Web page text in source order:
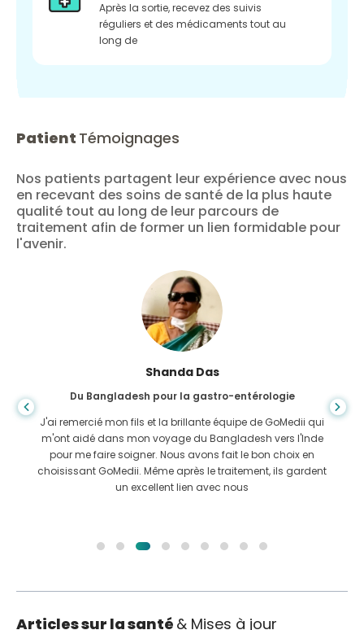
Après la sortie, recevez des suivis
réguliers et des médicaments tout au
long de
Patient Témoignages
Nos patients partagent leur expérience avec nous
en recevant des soins de santé de la plus haute
qualité tout au long de leur parcours de
traitement afin de former un lien formidable pour
l'avenir.
Shanda Das
Du Bangladesh pour la gastro-entérologie
J'ai remercié mon fils et la brillante équipe de GoMedii qui
m'ont aidé dans mon voyage du Bangladesh vers l'Inde
pour me faire soigner. Nous avons fait le bon choix en
choisissant GoMedii. Même après le traitement, ils gardent
un excellent lien avec nous
Articles sur la santé & Mises à jour